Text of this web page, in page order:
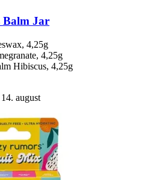
Balm Jar
4,25g
4,25g
Hibiscus, 4,25g
august